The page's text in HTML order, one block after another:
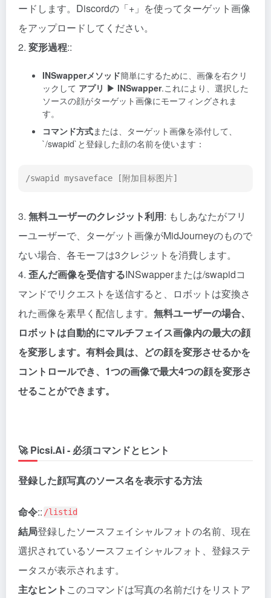
ードします。Discordの「+」を使ってターゲット画像
をアップロードしてください。
2. 変形過程::
INSwapperメソッド簡単にするために、画像を右クリ
ックして アプリ ▶ INSwapper.これにより、選択した
ソースの顔がターゲット画像にモーフィングされま
す。
コマンド方式または、ターゲット画像を添付して、
`/swapid`と登録した顔の名前を使います：
/swapid mysaveface [附加目标图片]
3. 無料ユーザーのクレジット利用: もしあなたがフリ
ーユーザーで、ターゲット画像がMidJourneyのもので
ない場合、各モーフは3クレジットを消費します。
4. 歪んだ画像を受信するINSwapperまたは/swapidコ
マンドでリクエストを送信すると、ロボットは変換さ
れた画像を素早く配信します。 無料ユーザーの場合、
ロボットは自動的にマルチフェイス画像内の最大の顔
を変形します。有料会員は、どの顔を変形させるかを
コントロールでき、1つの画像で最大4つの顔を変形さ
せることができます。
🚀 Picsi.Ai - 必須コマンドとヒント
登録した顔写真のソース名を表示する方法
命令:: /listid
結局登録したソースフェイシャルフォトの名前、現在
選択されているソースフェイシャルフォト、登録ステ
ータスが表示されます。
主なヒント このコマンドは写真の名前だけをリストア